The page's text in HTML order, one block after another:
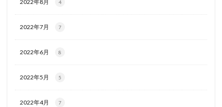
2022年8月 4
2022年7月 7
2022年6月 8
2022年5月 5
2022年4月 7